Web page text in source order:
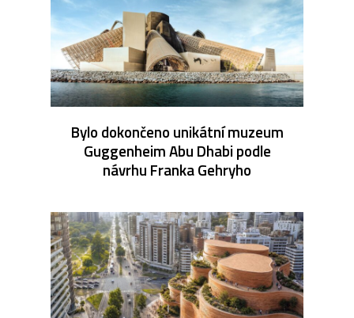
Bylo dokončeno unikátní muzeum
Guggenheim Abu Dhabi podle
návrhu Franka Gehryho